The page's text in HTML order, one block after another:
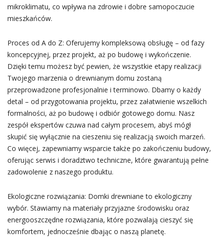
mikroklimatu, co wpływa na zdrowie i dobre samopoczucie
mieszkańców.
Proces od A do Z: Oferujemy kompleksową obsługę – od fazy
koncepcyjnej, przez projekt, aż po budowę i wykończenie.
Dzięki temu możesz być pewien, że wszystkie etapy realizacji
Twojego marzenia o drewnianym domu zostaną
przeprowadzone profesjonalnie i terminowo. Dbamy o każdy
detal – od przygotowania projektu, przez załatwienie wszelkich
formalności, aż po budowę i odbiór gotowego domu. Nasz
zespół ekspertów czuwa nad całym procesem, abyś mógł
skupić się wyłącznie na cieszeniu się realizacją swoich marzeń.
Co więcej, zapewniamy wsparcie także po zakończeniu budowy,
oferując serwis i doradztwo techniczne, które gwarantują pełne
zadowolenie z naszego produktu.
Ekologiczne rozwiązania: Domki drewniane to ekologiczny
wybór. Stawiamy na materiały przyjazne środowisku oraz
energooszczędne rozwiązania, które pozwalają cieszyć się
komfortem, jednocześnie dbając o naszą planetę.